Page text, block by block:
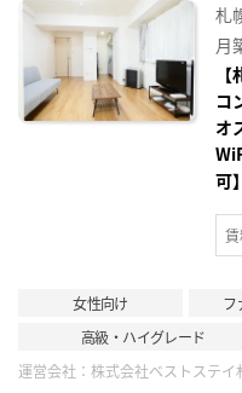
札
月
コ
オ
可】
女性向け フ
高級・ハイグレード
運営会社： 株式会社ベストステイ